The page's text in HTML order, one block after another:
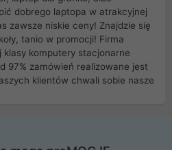
dobrego laptopa w atrakcyjnej
zawsze niskie ceny! Znajdzie się
tanio w promocji! Firma
klasy komputery stacjonarne
97% zamówień realizowane jest
klientów chwali sobie nasze